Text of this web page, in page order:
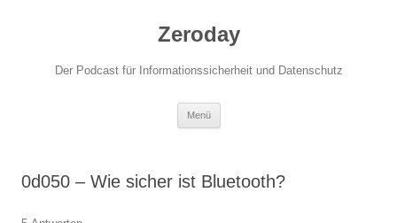
Zeroday
Der Podcast für Informationssicherheit und Datenschutz
Menü
0d050 – Wie sicher ist Bluetooth?